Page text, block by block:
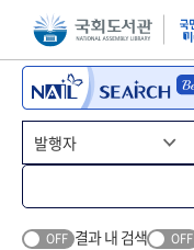
본문 바로가기주메뉴 바로가기
OFF 결과 내 검색 OFF